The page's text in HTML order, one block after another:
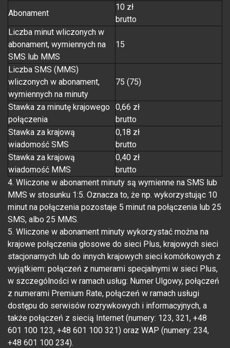
Abonament
10 zł
brutto
Liczba minut wliczonych w
abonament, wymiennych na
SMS lub MMS
15
Liczba SMS (MMS)
wliczonych w abonament,
wymiennych na minuty
75 (75)
Stawka za minutę krajowego
połączenia
0,66 zł
brutto
Stawka za krajową
wiadomość SMS
0,18 zł
brutto
Stawka za krajową
wiadomość MMS
0,40 zł
brutto
4. Wliczone w abonament minuty są wymienne na SMS lub
MMS w stosunku 1:5. Oznacza to, że np. wykorzystując 10
minut na połączenia pozostaje 5 minut na połączenia lub 25
SMS, albo 25 MMS.
5. Wliczone w abonament minuty wykorzystać można na
krajowe połączenia głosowe do sieci Plus, krajowych sieci
stacjonarnych lub do innych krajowych sieci komórkowych z
wyjątkiem: połączeń z numerami specjalnymi w sieci Plus,
w szczególności w ramach usług: Numer Ulgowy, połączeń
z numerami Premium Rate, połączeń w ramach usługi
dostępu do serwisów rozrywkowych i informacyjnych, a
także połączeń z siecią Internet (numery: 123, 321, +48
601 100 123, +48 601 100 321) oraz WAP (numery: 234,
+48 601 100 234).